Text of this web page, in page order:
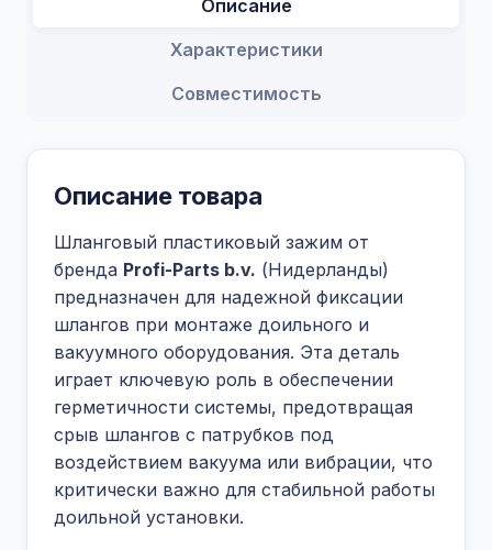
Описание
Характеристики
Совместимость
Описание товара
Шланговый пластиковый зажим от
бренда Profi-Parts b.v. (Нидерланды)
предназначен для надежной фиксации
шлангов при монтаже доильного и
вакуумного оборудования. Эта деталь
играет ключевую роль в обеспечении
герметичности системы, предотвращая
срыв шлангов с патрубков под
воздействием вакуума или вибрации, что
критически важно для стабильной работы
доильной установки.